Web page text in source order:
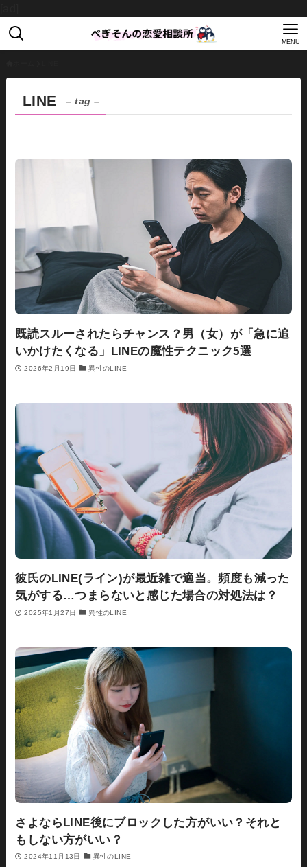
MENU
LINE – tag –
既読スルーされたらチャンス？男（女）が「急に追
いかけたくなる」LINEの魔性テクニック5選
2026年2月19日 異性のLINE
彼氏のLINE(ライン)が最近雑で適当。頻度も減った
気がする…つまらないと感じた場合の対処法は？
2025年1月27日 異性のLINE
さよならLINE後にブロックした方がいい？それと
もしない方がいい？
2024年11月13日 異性のLINE